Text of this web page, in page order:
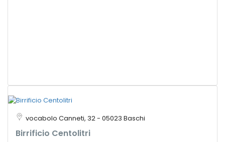
vocabolo Canneti, 32 - 05023 Baschi
Birrificio Centolitri